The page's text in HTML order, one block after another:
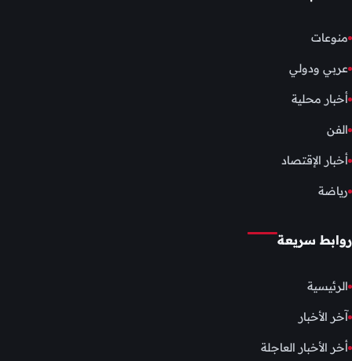
منوعات
عربي ودولي
أخبار محلية
الفن
أخبار الإقتصاد
رياضة
روابط سريعة
الرئيسية
آخر الأخبار
أخر الأخبار العاجلة